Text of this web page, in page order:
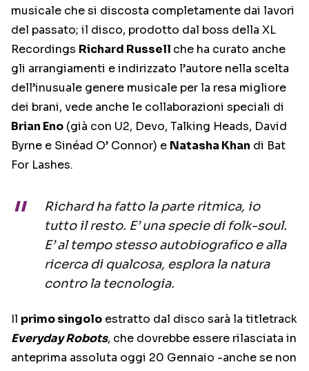
musicale che si discosta completamente dai lavori
del passato; il disco, prodotto dal boss della XL
Recordings Richard Russell che ha curato anche
gli arrangiamenti e indirizzato l’autore nella scelta
dell’inusuale genere musicale per la resa migliore
dei brani, vede anche le collaborazioni speciali di
Brian Eno (già con U2, Devo, Talking Heads, David
Byrne e Sinéad O’ Connor) e Natasha Khan di Bat
For Lashes.
Richard ha fatto la parte ritmica, io
tutto il resto. E’ una specie di folk-soul.
E’ al tempo stesso autobiografico e alla
ricerca di qualcosa, esplora la natura
contro la tecnologia.
Il primo singolo estratto dal disco sarà la titletrack
Everyday Robots, che dovrebbe essere rilasciata in
anteprima assoluta oggi 20 Gennaio -anche se non